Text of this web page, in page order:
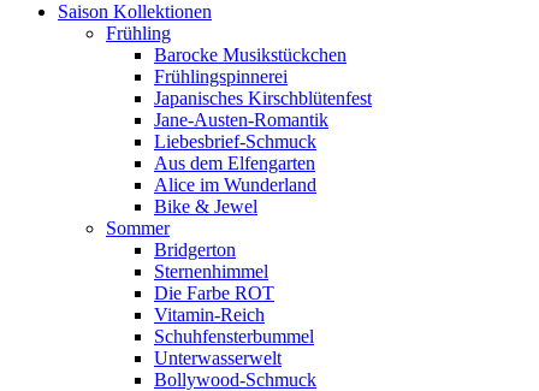
Saison Kollektionen
Frühling
Barocke Musikstückchen
Frühlingspinnerei
Japanisches Kirschblütenfest
Jane-Austen-Romantik
Liebesbrief-Schmuck
Aus dem Elfengarten
Alice im Wunderland
Bike & Jewel
Sommer
Bridgerton
Sternenhimmel
Die Farbe ROT
Vitamin-Reich
Schuhfensterbummel
Unterwasserwelt
Bollywood-Schmuck